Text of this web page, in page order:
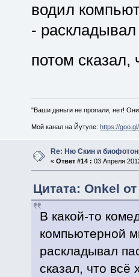
водил
-
потом
"Ваши деньги не пропали, нет!
Мой канал на Йутупе: https://
Re: Ню Скин и
« Ответ #14 : 03 Апреля
Цитата: Onkel
В какой-то
компьютерной
раскладывал
сказал, что